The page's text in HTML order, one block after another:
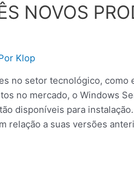
NOVOS
Klop
no setor tecnológico, como
no mercado, o Windows
disponíveis para
relação a suas versões